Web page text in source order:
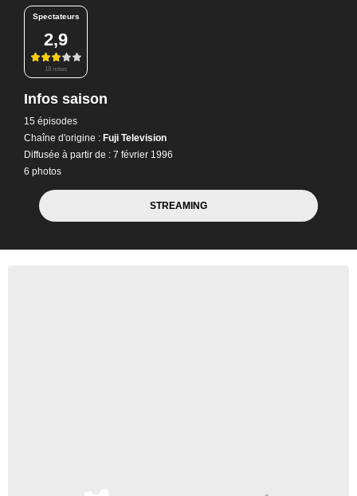
Spectateurs
2,9
18 notes
Infos saison
15 épisodes
Chaîne d'origine : Fuji Television
Diffusée à partir de : 7 février 1996
6 photos
STREAMING